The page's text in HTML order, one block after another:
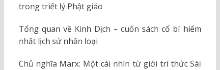
trong triết lý Phật giáo
Tổng quan về Kinh Dịch – cuốn sách cổ bí hiểm
nhất lịch sử nhân loại
Chủ nghĩa Marx: Một cái nhìn từ giới trí thức Sài